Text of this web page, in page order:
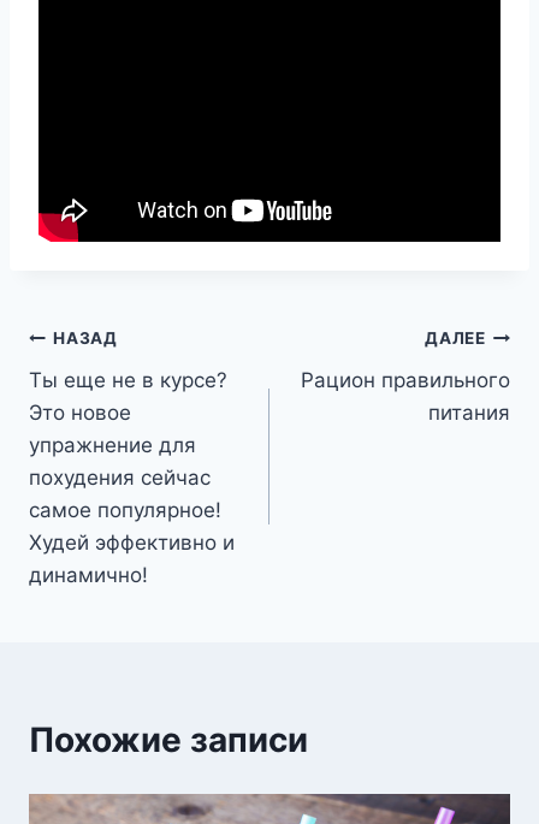
Навигация
по
записям
НАЗАД
Ты еще не в курсе?
Это новое
упражнение для
похудения сейчас
самое популярное!
Худей эффективно и
динамично!
ДАЛЕЕ
Рацион правильного
питания
Похожие записи